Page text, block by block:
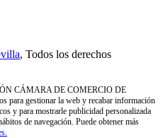
, Todos los derechos
CÁMARA DE COMERCIO DE
para gestionar la web y recabar información
y para mostrarle publicidad personalizada
de navegación. Puede obtener más